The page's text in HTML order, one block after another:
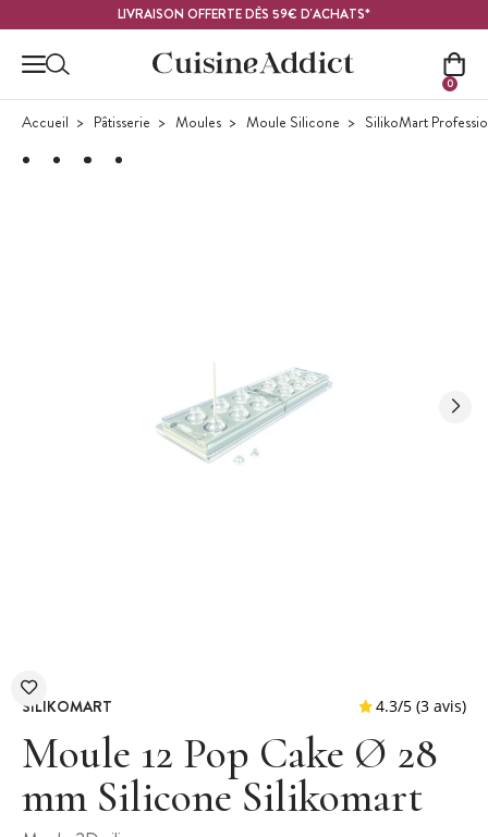
LIVRAISON OFFERTE DÈS 59€ D'ACHATS*
0
Accueil Pâtisserie Moules Moule Silicone SilikoMart
SILIKOMART
Moule 12 Pop Cake Ø 28
mm Silicone Silikomart